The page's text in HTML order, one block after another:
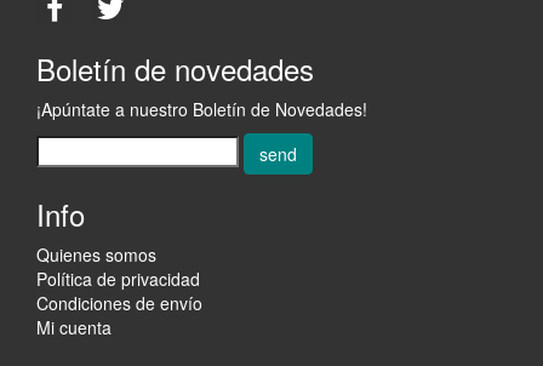
Boletín de novedades
¡Apúntate a nuestro Boletín de Novedades!
send
Info
Quienes somos
Política de privacidad
Condiciones de envío
Mi cuenta